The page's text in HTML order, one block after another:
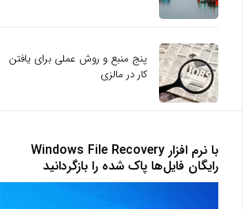
پنج منبع و روش عملی برای یافتن
کار در مالزی
با نرم افزار Windows File Recovery
رایگان فایل‌ها پاک شده را بازگردانید